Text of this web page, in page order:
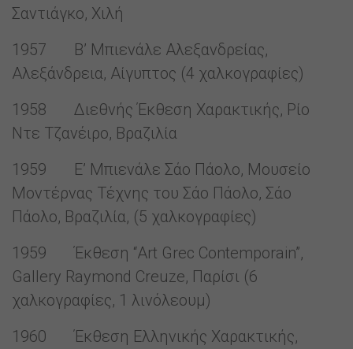
Σαντιάγκο, Χιλή
1957 Β’ Μπιενάλε Αλεξανδρείας,
Αλεξάνδρεια, Αίγυπτος (4 χαλκογραφίες)
1958 Διεθνής Έκθεση Χαρακτικής, Ρίο
Ντε Τζανέιρο, Βραζιλία
1959 Ε’ Μπιενάλε Σάο Πάολο, Μουσείο
Μοντέρνας Τέχνης του Σάο Πάολο, Σάο
Πάολο, Βραζιλία, (5 χαλκογραφίες)
1959 Έκθεση “Art Grec Contemporain”,
Gallery Raymond Creuze, Παρίσι (6
χαλκογραφίες, 1 λινόλεουμ)
1960 Έκθεση Ελληνικής Χαρακτικής,